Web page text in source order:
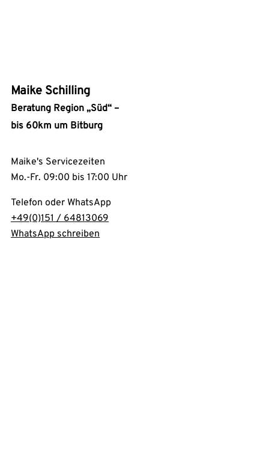
Maike Schilling
Beratung Region „Süd“ –
bis 60km um Bitburg
Maike's Servicezeiten
Mo.-Fr. 09:00 bis 17:00 Uhr
Telefon oder WhatsApp
+49(0)151 / 64813069
WhatsApp schreiben